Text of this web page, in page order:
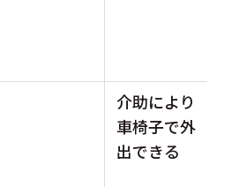
介助により
車椅子で外
出できる